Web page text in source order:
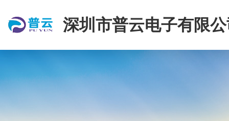
深圳市普云电子有限